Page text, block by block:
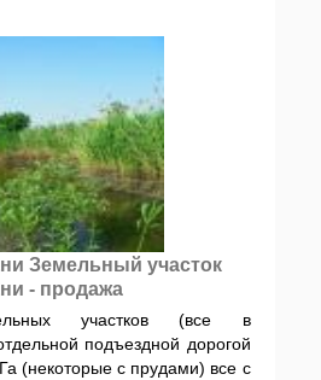
Земельный участок
- продажа
участков (все в
подъездной дорогой
(некоторые с прудами) все с